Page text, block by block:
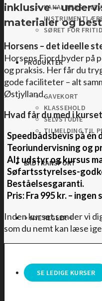
KANALBEVIS –
SØRET FOR
PRODUKTER
GAVEKORT
KLASSEHOLD
SELVSTUDIE
TILMELDING TIL
BÅDTRANSPORT
> NYE REGLER <
SE LEDIGE KURSER
inklusive –
materialer og
Horsens – det ideelle
Horsens Fjord byder på
og praksis. Her får du
gode faciliteter – alt
Østjylland.
Hvad får du med i
Speedbådsbevis på én
Teoriundervisning og
Alt udstyr og kursus
Søfartsstyrelses-
Beståelsesgaranti.
Pris: Fra 995 kr. –
Inden kurset sender vi
som du nemt kan læse